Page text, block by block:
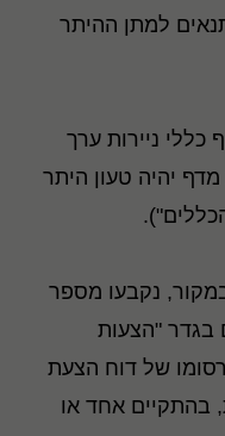
למתן ההיתר
לתוקף כללי ניירות ערך
יהיה טעון היתר
נקבעו מספר
בגדר "הצעות
של דוח הצעת
בהתקיים אחד או